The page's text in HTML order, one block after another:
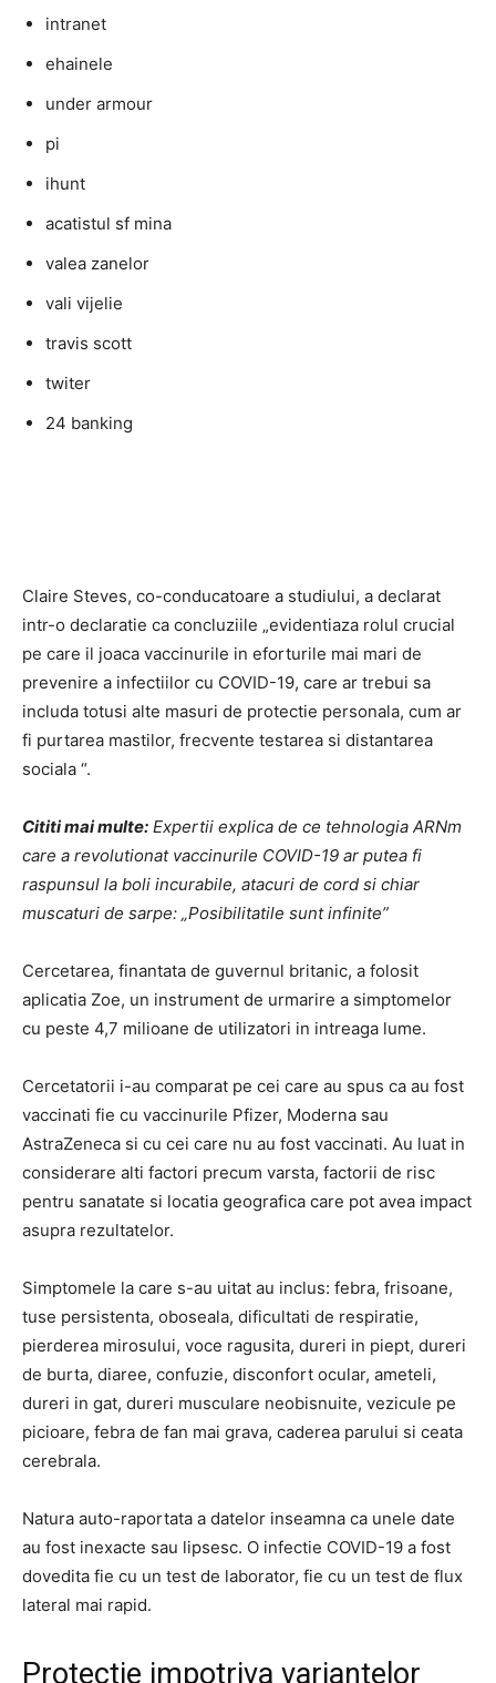
intranet
ehainele
under armour
pi
ihunt
acatistul sf mina
valea zanelor
vali vijelie
travis scott
twiter
24 banking
Claire Steves, co-conducatoare a studiului, a declarat
intr-o declaratie ca concluziile „evidentiaza rolul crucial
pe care il joaca vaccinurile in eforturile mai mari de
prevenire a infectiilor cu COVID-19, care ar trebui sa
includa totusi alte masuri de protectie personala, cum ar
fi purtarea mastilor, frecvente testarea si distantarea
sociala “.
Cititi mai multe: Expertii explica de ce tehnologia ARNm
care a revolutionat vaccinurile COVID-19 ar putea fi
raspunsul la boli incurabile, atacuri de cord si chiar
muscaturi de sarpe: „Posibilitatile sunt infinite”
Cercetarea, finantata de guvernul britanic, a folosit
aplicatia Zoe, un instrument de urmarire a simptomelor
cu peste 4,7 milioane de utilizatori in intreaga lume.
Cercetatorii i-au comparat pe cei care au spus ca au fost
vaccinati fie cu vaccinurile Pfizer, Moderna sau
AstraZeneca si cu cei care nu au fost vaccinati. Au luat in
considerare alti factori precum varsta, factorii de risc
pentru sanatate si locatia geografica care pot avea impact
asupra rezultatelor.
Simptomele la care s-au uitat au inclus: febra, frisoane,
tuse persistenta, oboseala, dificultati de respiratie,
pierderea mirosului, voce ragusita, dureri in piept, dureri
de burta, diaree, confuzie, disconfort ocular, ameteli,
dureri in gat, dureri musculare neobisnuite, vezicule pe
picioare, febra de fan mai grava, caderea parului si ceata
cerebrala.
Natura auto-raportata a datelor inseamna ca unele date
au fost inexacte sau lipsesc. O infectie COVID-19 a fost
dovedita fie cu un test de laborator, fie cu un test de flux
lateral mai rapid.
Protectie impotriva variantelor